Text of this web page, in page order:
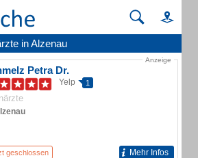
in Alzenau
Anzeige
Petra Dr.
Yelp 1
geschlossen Mehr Infos